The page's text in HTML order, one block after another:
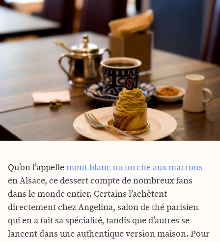
Qu’on l’appelle mont blanc ou torche aux marrons
en Alsace, ce dessert compte de nombreux fans
dans le monde entier. Certains l’achètent
directement chez Angelina, salon de thé parisien
qui en a fait sa spécialité, tandis que d’autres se
lancent dans une authentique version maison. Pour